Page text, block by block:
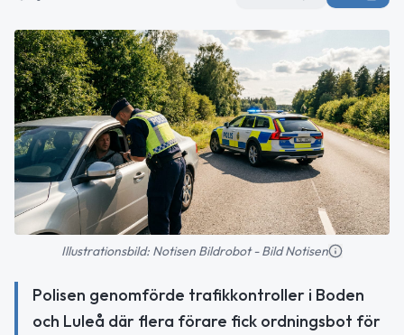
Illustrationsbild: Notisen Bildrobot - Bild Notisen
Polisen genomförde trafikkontroller i Boden
och Luleå där flera förare fick ordningsbot för